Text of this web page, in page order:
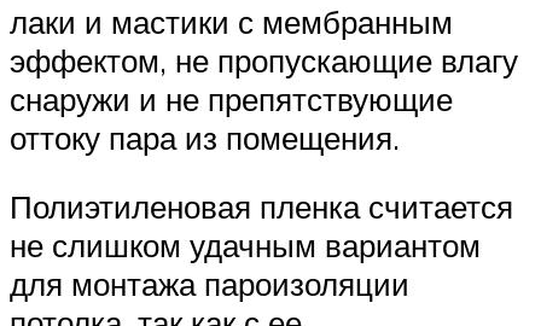
лаки и мастики с мембранным
эффектом, не пропускающие влагу
снаружи и не препятствующие
оттоку пара из помещения.
Полиэтиленовая пленка считается
не слишком удачным вариантом
для монтажа пароизоляции